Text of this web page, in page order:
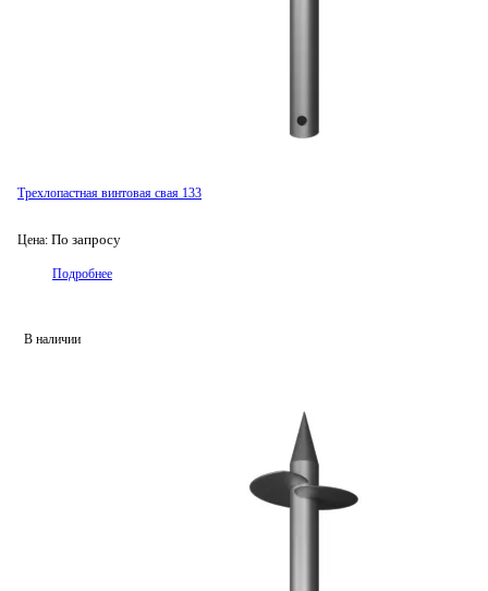
Трехлопастная винтовая свая 133
Цена: По запросу
Подробнее
В наличии